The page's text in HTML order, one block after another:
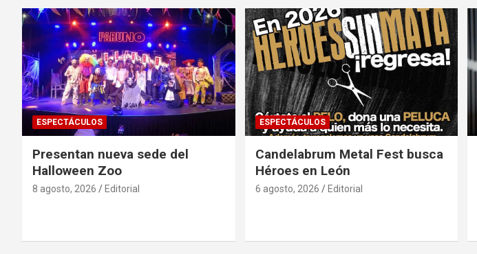
ESPECTÁCULOS
Presentan nueva sede del
Halloween Zoo
8 agosto, 2026 Editorial
ESPECTÁCULOS
Candelabrum Metal Fest busca
Héroes en León
6 agosto, 2026 Editorial